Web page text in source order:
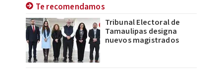
Te recomendamos
Tribunal Electoral de
Tamaulipas designa
nuevos magistrados